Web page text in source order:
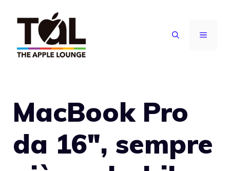
contenuto
MENU
MacBook Pro
da 16″, sempre